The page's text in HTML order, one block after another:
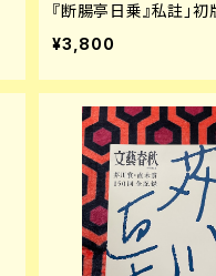
『断腸亭日乗』私註」
版 東京人
¥3,800